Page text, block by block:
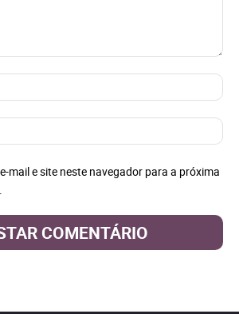
mail e site neste navegador para a próxima